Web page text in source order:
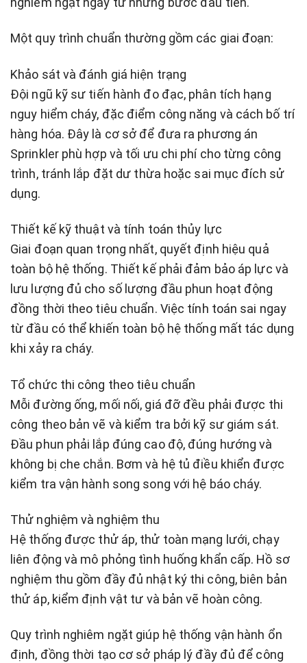
Một quy trình chuẩn thường gồm các giai đoạn:
Khảo sát và đánh giá hiện trạng
Đội ngũ kỹ sư tiến hành đo đạc, phân tích hạng
nguy hiểm cháy, đặc điểm công năng và cách bố trí
hàng hóa. Đây là cơ sở để đưa ra phương án
Sprinkler phù hợp và tối ưu chi phí cho từng công
trình, tránh lắp đặt dư thừa hoặc sai mục đích sử
dụng.
Thiết kế kỹ thuật và tính toán thủy lực
Giai đoạn quan trọng nhất, quyết định hiệu quả
toàn bộ hệ thống. Thiết kế phải đảm bảo áp lực và
lưu lượng đủ cho số lượng đầu phun hoạt động
đồng thời theo tiêu chuẩn. Việc tính toán sai ngay
từ đầu có thể khiến toàn bộ hệ thống mất tác dụng
khi xảy ra cháy.
Tổ chức thi công theo tiêu chuẩn
Mỗi đường ống, mối nối, giá đỡ đều phải được thi
công theo bản vẽ và kiểm tra bởi kỹ sư giám sát.
Đầu phun phải lắp đúng cao độ, đúng hướng và
không bị che chắn. Bơm và hệ tủ điều khiển được
kiểm tra vận hành song song với hệ báo cháy.
Thử nghiệm và nghiệm thu
Hệ thống được thử áp, thử toàn mạng lưới, chạy
liên động và mô phỏng tình huống khẩn cấp. Hồ sơ
nghiệm thu gồm đầy đủ nhật ký thi công, biên bản
thử áp, kiểm định vật tư và bản vẽ hoàn công.
Quy trình nghiêm ngặt giúp hệ thống vận hành ổn
định, đồng thời tạo cơ sở pháp lý đầy đủ để công